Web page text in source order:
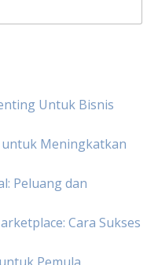
Untuk Bisnis
untuk Meningkatkan
Peluang dan
Cara Sukses